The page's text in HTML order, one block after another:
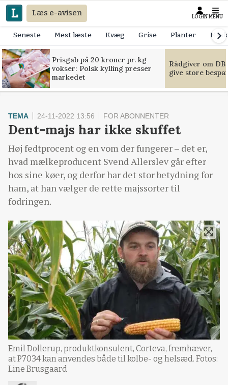
Læs e-avisen LOGIN MENU
Seneste Mest læste Kvæg Grise Planter
Prisgab på 20 kroner pr. kg
vokser: Polsk kylling presser
markedet
Rådgiver om
give store
TEMA 24-11-2022 13:56 FOR ABONNENTER
Dent-majs har ikke skuffet
Høj fedtprocent og en vom der fungerer – det er,
hvad mælkeproducent Svend Allerslev går efter
hos sine køer, og derfor har det stor betydning for
ham, at han vælger de rette majssorter til
fodringen.
Emil Dollerup, produktkonsulent, Corteva, fremhæver,
at P7034 kan anvendes både til kolbe- og helsæd. Fotos:
Line Brusgaard